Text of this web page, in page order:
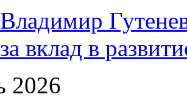
Владимир
за вклад в
2026